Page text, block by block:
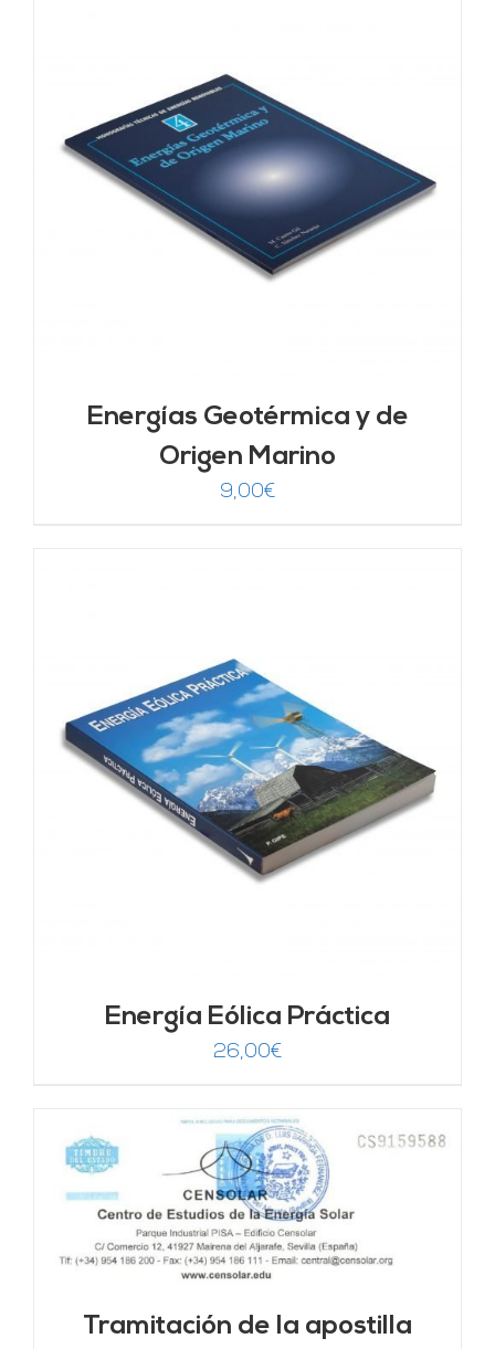
Energías Geotérmica y de
Origen Marino
9,00€
Energía Eólica Práctica
26,00€
Tramitación de la apostilla